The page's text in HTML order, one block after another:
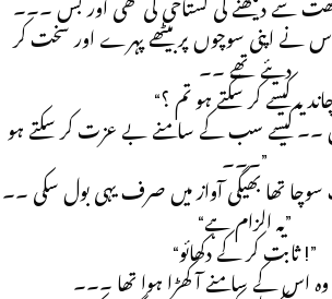
سے دیکھنے کی گستاخی کی تھی اور بس ۔۔۔
اس نے اپنی سوچوں پر بیٹھے پہرے اور سخت کر
دیئے تھے ۔۔
یہ کیسے کر سکتے ہو تم ؟
۔۔ کیسے سب کے سامنے بے عزت کر سکتے ہو
۔۔۔”
تھا بھیگی آواز میں صرف یہی بول سکی ۔۔
“یہ الزام ہے”
“ثابت کر کے دکھائو !”
وہ اس کے سامنے آ کھڑا ہوا تھا ۔۔۔